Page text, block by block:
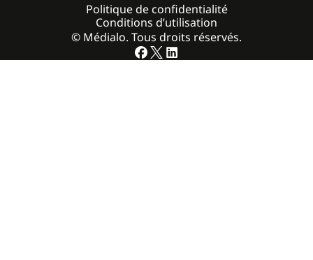
© Médialo. Tous droits réservés.
Politique de confidentialité
Conditions d’utilisation